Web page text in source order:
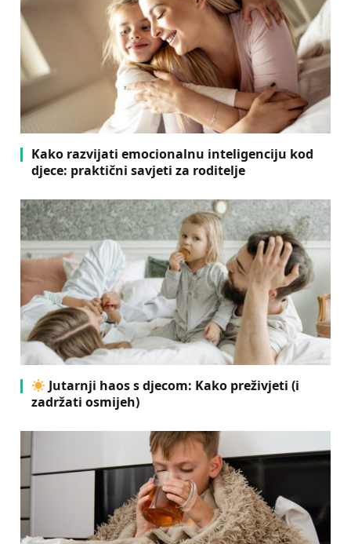
Kako razvijati emocionalnu inteligenciju kod
djece: praktični savjeti za roditelje
Jutarnji haos s djecom: Kako preživjeti (i
zadržati osmijeh)